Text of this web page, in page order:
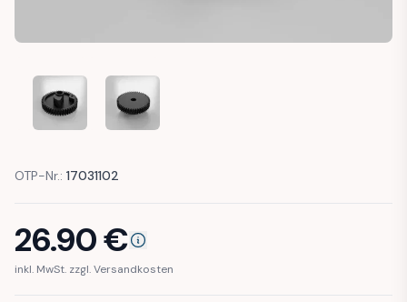
VW POLO VENTO SKODA RAPID FABIA REPAIR GEAR
VW POLO VENTO SKODA RAPID FABIA
OTP-Nr.: 17031102
26.90€
inkl. MwSt. zzgl. Versandkosten